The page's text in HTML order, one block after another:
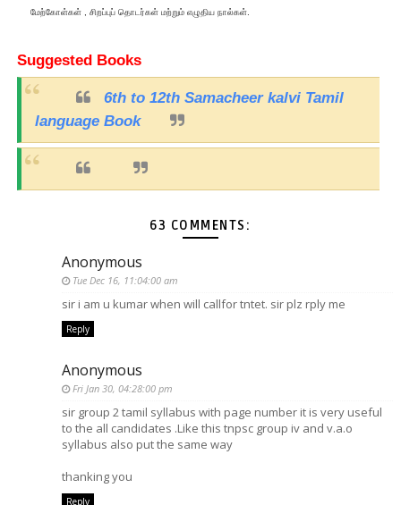
மேற்கோள்கள் , சிறப்புப் தொடர்கள் மற்றும் எழுதிய நால்கள்.
Suggested Books
6th to 12th Samacheer kalvi Tamil
language Book
63 COMMENTS:
Anonymous
Tue Dec 16, 11:04:00 am
sir i am u kumar when will callfor tntet. sir plz rply me
Reply
Anonymous
Fri Jan 30, 04:28:00 pm
sir group 2 tamil syllabus with page number it is very useful
to the all candidates .Like this tnpsc group iv and v.a.o
syllabus also put the same way
thanking you
Reply